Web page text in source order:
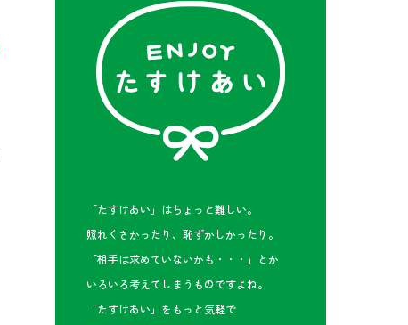
「たすけあい」はちょっと難しい。
照れくさかったり、恥ずかしかったり。
「相手は求めていないかも・・・」とか
いろいろ考えてしまうものですよね。
「たすけあい」をもっと気軽で